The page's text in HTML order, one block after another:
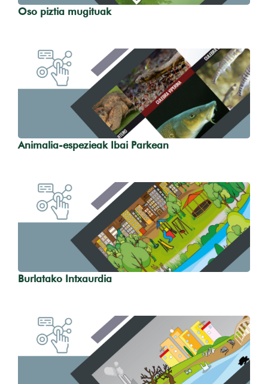
Oso piztia mugituak
Animalia-espezieak Ibai Parkean
Burlatako Intxaurdia